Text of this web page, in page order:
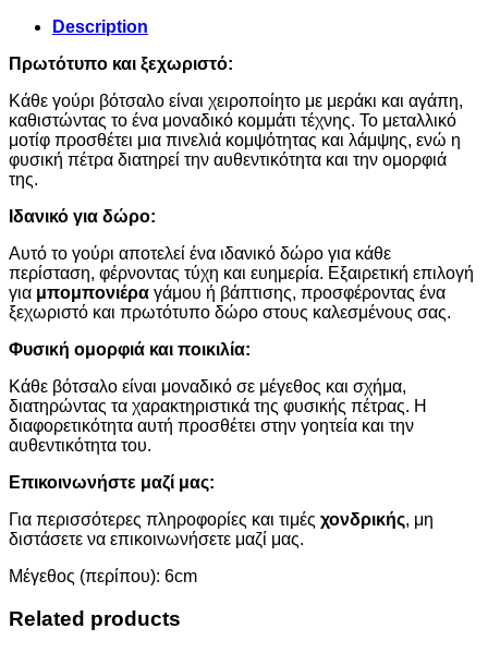
Description
Πρωτότυπο και ξεχωριστό:
Κάθε γούρι βότσαλο είναι χειροποίητο με μεράκι και αγάπη,
καθιστώντας το ένα μοναδικό κομμάτι τέχνης. Το μεταλλικό
μοτίφ προσθέτει μια πινελιά κομψότητας και λάμψης, ενώ η
φυσική πέτρα διατηρεί την αυθεντικότητα και την ομορφιά
της.
Ιδανικό για δώρο:
Αυτό το γούρι αποτελεί ένα ιδανικό δώρο για κάθε
περίσταση, φέρνοντας τύχη και ευημερία. Εξαιρετική επιλογή
για μπομπονιέρα γάμου ή βάπτισης, προσφέροντας ένα
ξεχωριστό και πρωτότυπο δώρο στους καλεσμένους σας.
Φυσική ομορφιά και ποικιλία:
Κάθε βότσαλο είναι μοναδικό σε μέγεθος και σχήμα,
διατηρώντας τα χαρακτηριστικά της φυσικής πέτρας. Η
διαφορετικότητα αυτή προσθέτει στην γοητεία και την
αυθεντικότητα του.
Επικοινωνήστε μαζί μας:
Για περισσότερες πληροφορίες και τιμές χονδρικής, μη
διστάσετε να επικοινωνήσετε μαζί μας.
Μέγεθος (περίπου): 6cm
Related products